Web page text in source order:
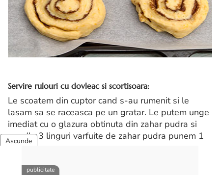
Servire rulouri cu dovleac si scortisoara:
Le scoatem din cuptor cand s-au rumenit si le
lasam sa se raceasca pe un gratar. Le putem unge
imediat cu o glazura obtinuta din zahar pudra si
apa (la 3 linguri varfuite de zahar pudra punem 1
lingura apa),.
pudra. Dupa gust si pofte. 🙂